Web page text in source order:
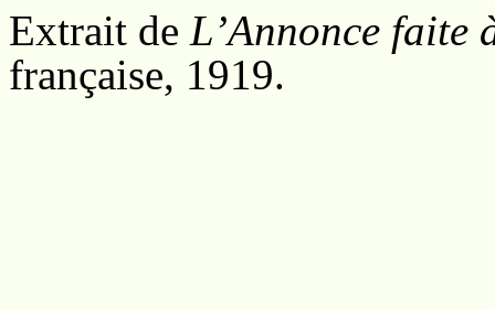
Extrait de L’Annonce faite
française, 1919.